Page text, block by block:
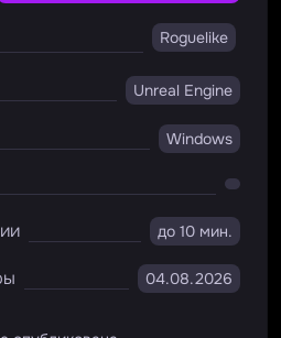
Roguelike
Unreal Engine
Windows
до 10 мин.
04.08.2026